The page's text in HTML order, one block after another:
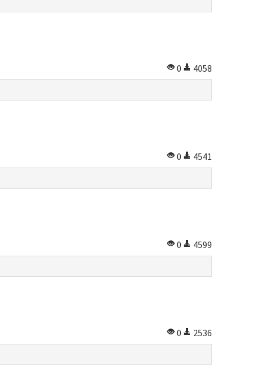
0
4058
0
4541
0
4599
0
2536